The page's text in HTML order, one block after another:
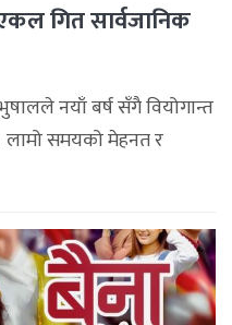
गित सार्वजानिक
नयाँ बर्ष सँगै वियोगान्त
समयको मेहनत र
रसाउन’ बोलको एकल